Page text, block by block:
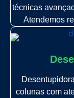
técnicas
Atendemos
colunas com